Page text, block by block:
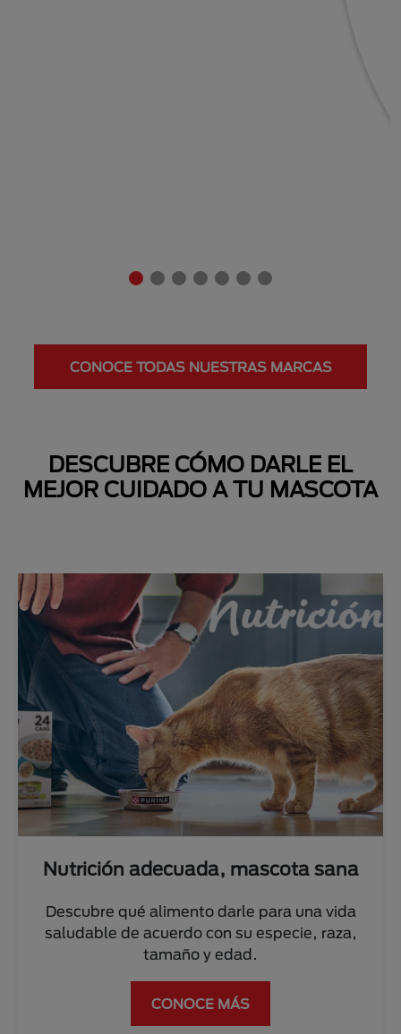
Next
CONOCE TODAS NUESTRAS MARCAS
DESCUBRE CÓMO DARLE EL
MEJOR CUIDADO A TU MASCOTA
sana
vida
raza,
Entrena a tu perro o gato
Conoce los mejores tips de nuestros
para su correcto adiestramiento.
VER MÁS